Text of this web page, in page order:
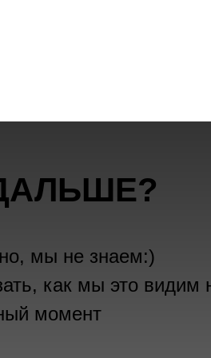
мы не знаем:)
как мы это видим
момент